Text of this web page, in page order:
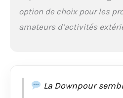
option de choix pour les
amateurs d’activités
La Downpour